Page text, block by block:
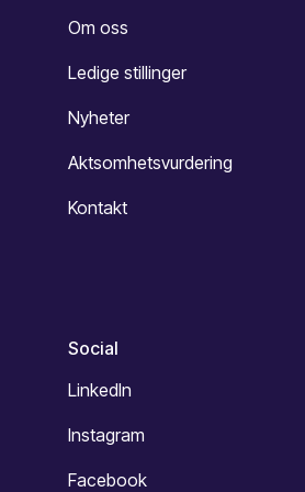
Om oss
Ledige stillinger
Nyheter
Aktsomhetsvurdering
Kontakt
Social
LinkedIn
Instagram
Facebook